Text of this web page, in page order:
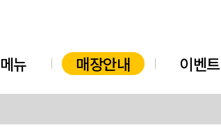
메뉴 매장안내 이벤트